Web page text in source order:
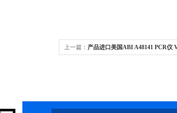
上一篇： 产品进口美国ABI A48141 PCR仪